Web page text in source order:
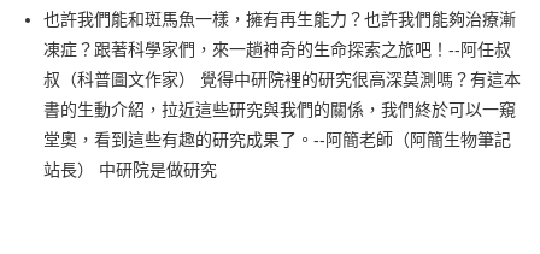
付款後全家取貨
每筆NT$60，滿NT$499(含以上)免運費
付款後7-11取貨
每筆NT$60，滿NT$499(含以上)免運費
宅配
也許我們能和斑馬魚一樣，擁有再生能力？也許我們能夠治療漸
凍症？跟著科學家們，來一趟神奇的生命探索之旅吧！--阿任叔
叔（科普圖文作家） 覺得中研院裡的研究很高深莫測嗎？有這本
書的生動介紹，拉近這些研究與我們的關係，我們終於可以一窺
堂奧，看到這些有趣的研究成果了。--阿簡老師（阿簡生物筆記
站長） 中研院是做研究